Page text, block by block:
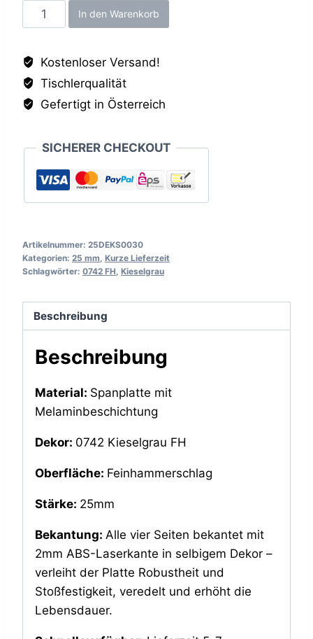
Kieselgrau
FH,
Menge
In den Warenkorb
Kostenloser Versand!
Tischlerqualität
Gefertigt in Österreich
SICHERER CHECKOUT
Artikelnummer: 25DEKS0030
Kategorien: 25 mm Kurze Lieferzeit
Schlagwörter: 0742 FH Kieselgrau
Beschreibung
Beschreibung
Material: Spanplatte mit
Melaminbeschichtung
Dekor: 0742 Kieselgrau FH
Oberfläche: Feinhammerschlag
Stärke: 25mm
Bekantung: Alle vier Seiten bekantet mit
2mm ABS-Laserkante in selbigem Dekor –
verleiht der Platte Robustheit und
Stoßfestigkeit, veredelt und erhöht die
Lebensdauer.